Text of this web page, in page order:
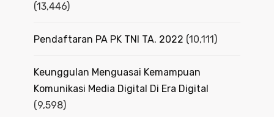
(13,446)
Pendaftaran PA PK TNI TA. 2022 (10,111)
Keunggulan Menguasai Kemampuan
Komunikasi Media Digital Di Era Digital
(9,598)